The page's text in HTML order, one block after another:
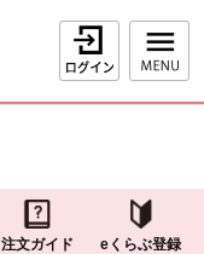
ログイン
注文ガイド eくらぶ登録